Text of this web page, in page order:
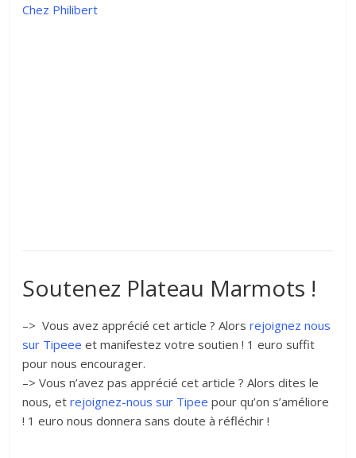
Chez Philibert
Soutenez Plateau Marmots !
–> Vous avez apprécié cet article ? Alorsrejoignez nous
sur Tipeee et manifestez votre soutien ! 1 euro suffit
pour nous encourager.
–> Vous n’avez pas apprécié cet article ? Alors dites le
nous, etrejoignez-nous sur Tipee pour qu’on s’améliore
! 1 euro nous donnera sans doute à réfléchir !